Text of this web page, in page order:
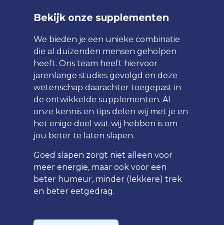
Bekijk onze supplementen
We bieden je een unieke combinatie
die al duizenden mensen geholpen
heeft. Ons team heeft hiervoor
jarenlange studies gevolgd en deze
wetenschap daarachter toegepast in
de ontwikkelde supplementen. Al
onze kennis en tips delen wij met je en
het enige doel wat wij hebben is om
jou beter te laten slapen.
Goed slapen zorgt niet alleen voor
meer energie, maar ook voor een
beter humeur, minder (lekkere) trek
en beter eetgedrag.